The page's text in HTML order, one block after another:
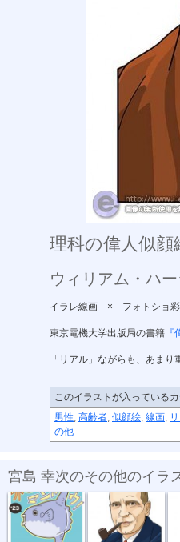
理科の偉人似顔
ウィリアム・ハ
イラレ線画 × フォトショ
東京電機大学出版局の書籍
「リアル」ながらも、あまり
このイラストが入っている
男性, 高齢者, 似顔絵, 線画,
の他
宮島 幸次のその他のイラ
年賀状2023 理科の偉人似...